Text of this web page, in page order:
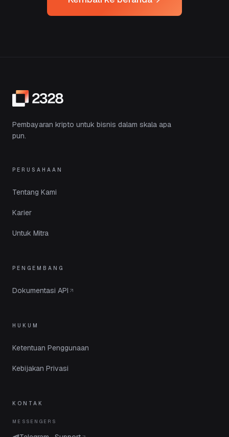
Pembayaran kripto untuk bisnis dalam skala apa
pun.
PERUSAHAAN
Tentang Kami
Karier
Untuk Mitra
PENGEMBANG
Dokumentasi API
HUKUM
Ketentuan Penggunaan
Kebijakan Privasi
KONTAK
MESSENGERS